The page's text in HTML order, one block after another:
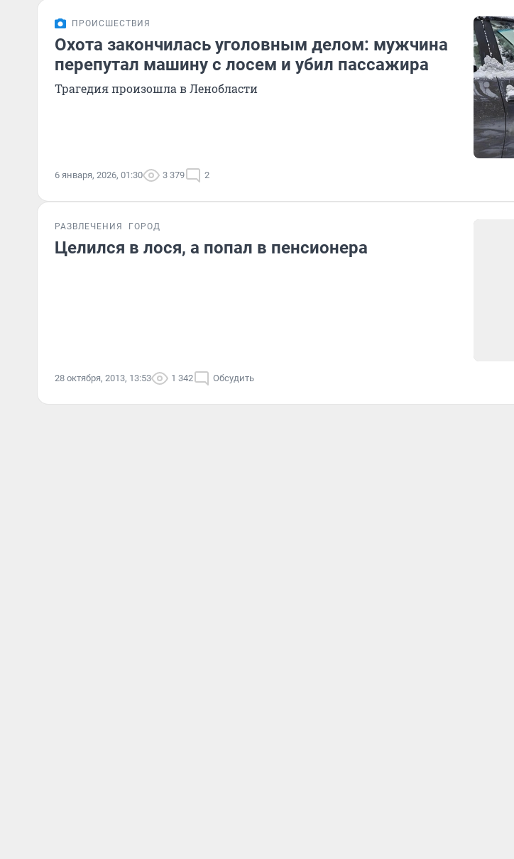
ПРОИСШЕСТВИЯ
Охота закончилась уголовным делом: мужчина
перепутал машину с лосем и убил пассажира
Трагедия произошла в Ленобласти
6 января, 2026, 01:30 3 379 2
РАЗВЛЕЧЕНИЯ ГОРОД
Целился в лося, а попал в пенсионера
28 октября, 2013, 13:53 1 342 Обсудить